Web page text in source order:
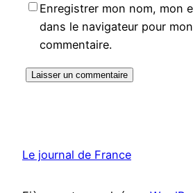
Enregistrer mon nom, mon
dans le navigateur pour
commentaire.
Le journal de France